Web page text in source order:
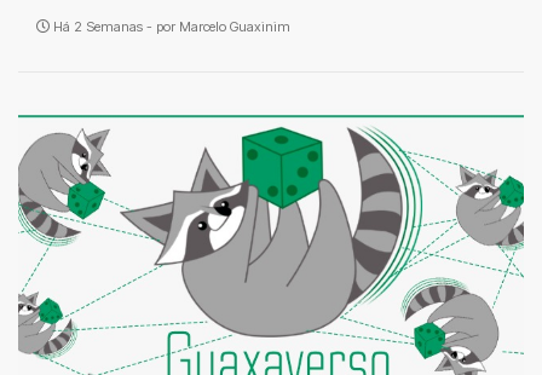
Há 2 Semanas - por Marcelo Guaxinim